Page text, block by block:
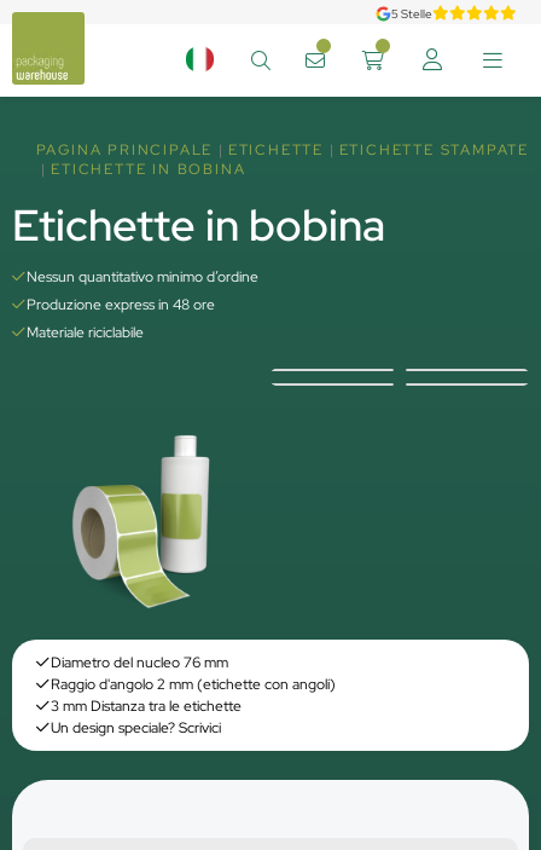
5 Stelle
PAGINA PRINCIPALE ETICHETTE
ETICHETTE STAMPATE
ETICHETTE IN BOBINA
Etichette in bobina
Nessun quantitativo minimo d’ordine
Produzione express in 48 ore
Materiale riciclabile
Diametro del nucleo 76 mm
Raggio d'angolo 2 mm (etichette con angoli)
3 mm Distanza tra le etichette
Un design speciale? Scrivici